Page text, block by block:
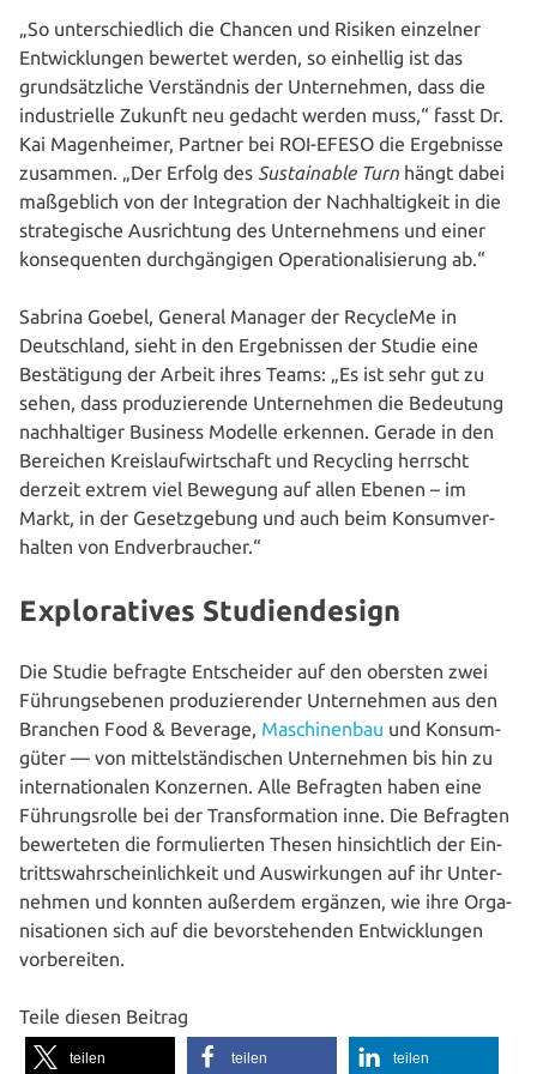
„So unter­schied­lich die Chancen und Risiken einzelner
Ent­wick­lun­gen bewertet werden, so einhellig ist das
grund­sätz­li­che Ver­ständ­nis der Unter­neh­men, dass die
indus­tri­el­le Zukunft neu gedacht werden muss,“ fasst Dr.
Kai Magen­hei­mer, Partner bei ROI-EFESO die Ergeb­nis­se
zusammen. „Der Erfolg des Sus­tainable Turn hängt dabei
maß­geb­lich von der Inte­gra­ti­on der Nach­hal­tig­keit in die
stra­te­gi­sche Aus­rich­tung des Unter­neh­mens und einer
kon­se­quen­ten durch­gän­gi­gen Ope­ra­tio­na­li­sie­rung ab.“
Sabrina Goebel, General Manager der RecycleMe in
Deutsch­land, sieht in den Ergeb­nis­sen der Studie eine
Bestä­ti­gung der Arbeit ihres Teams: „Es ist sehr gut zu
sehen, dass pro­du­zie­ren­de Unter­neh­men die Bedeutung
nach­hal­ti­ger Business Modelle erkennen. Gerade in den
Bereichen Kreis­lauf­wirt­schaft und Recycling herrscht
derzeit extrem viel Bewegung auf allen Ebenen – im
Markt, in der Gesetz­ge­bung und auch beim Kon­sum­ver­
hal­ten von Endverbraucher.“
Exploratives Studiendesign
Die Studie befragte Ent­schei­der auf den obersten zwei
Füh­rungs­ebe­nen pro­du­zie­ren­der Unter­neh­men aus den
Branchen Food & Beverage, Maschi­nen­bau und Kon­sum­
gü­ter — von mit­tel­stän­di­schen Unter­neh­men bis hin zu
inter­na­tio­na­len Konzernen. Alle Befragten haben eine
Füh­rungs­rol­le bei der Trans­for­ma­ti­on inne. Die Befragten
bewer­te­ten die for­mu­lier­ten Thesen hin­sicht­lich der Ein­
tritts­wahr­schein­lich­keit und Aus­wir­kun­gen auf ihr Unter­
neh­men und konnten außerdem ergänzen, wie ihre Orga­
ni­sa­tio­nen sich auf die bevor­ste­hen­den Ent­wick­lun­gen
vorbereiten.
Teile diesen Beitrag
teilen teilen teilen